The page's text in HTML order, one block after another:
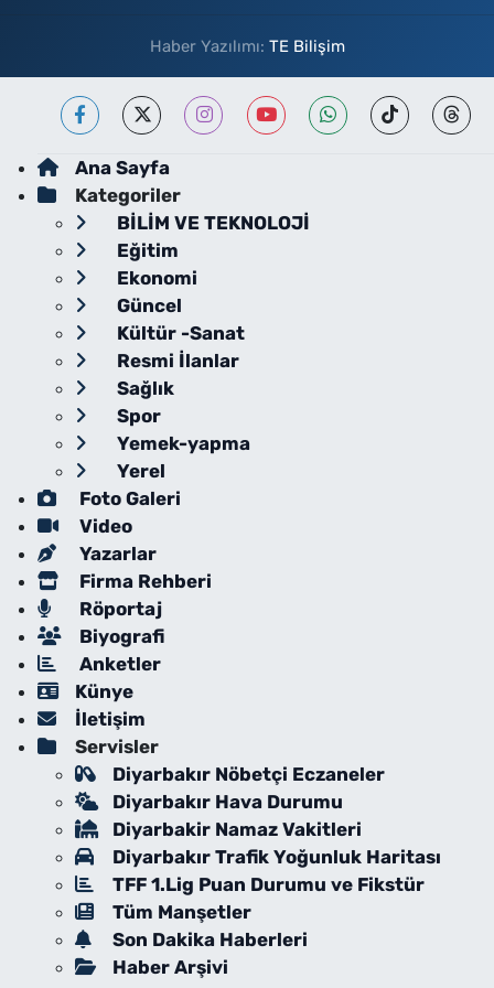
Haber Yazılımı: TE Bilişim
Ana Sayfa
Kategoriler
BİLİM VE TEKNOLOJİ
Eğitim
Ekonomi
Güncel
Kültür -Sanat
Resmi İlanlar
Sağlık
Spor
Yemek-yapma
Yerel
Foto Galeri
Video
Yazarlar
Firma Rehberi
Röportaj
Biyografi
Anketler
Künye
İletişim
Servisler
Diyarbakır Nöbetçi Eczaneler
Diyarbakır Hava Durumu
Diyarbakir Namaz Vakitleri
Diyarbakır Trafik Yoğunluk Haritası
TFF 1.Lig Puan Durumu ve Fikstür
Tüm Manşetler
Son Dakika Haberleri
Haber Arşivi